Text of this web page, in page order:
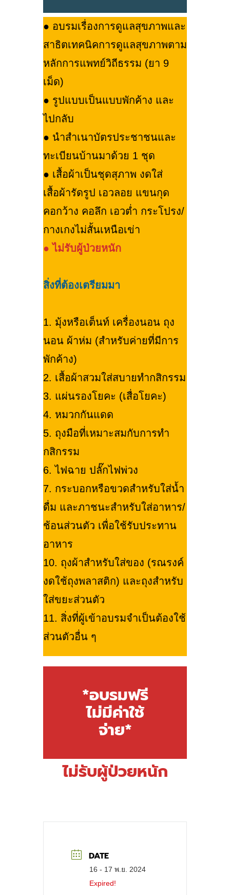
● อบรมเรื่องการดูแลสุขภาพและ
สาธิตเทคนิคการดูแลสุขภาพตาม
หลักการแพทย์วิถีธรรม (ยา 9
เม็ด)
● รูปแบบเป็นแบบพักค้าง และ
ไปกลับ
● นำสำเนาบัตรประชาชนและ
ทะเบียนบ้านมาด้วย 1 ชุด
● เสื้อผ้าเป็นชุดสุภาพ งดใส่
เสื้อผ้ารัดรูป เอวลอย แขนกุด
คอกว้าง คอลึก เอวต่ำ กระโปรง/
กางเกงไม่สั้นเหนือเข่า
● ไม่รับผู้ป่วยหนัก
สิ่งที่ต้องเตรียมมา
1. มุ้งหรือเต็นท์ เครื่องนอน ถุง
นอน ผ้าห่ม (สำหรับค่ายที่มีการ
พักค้าง)
2. เสื้อผ้าสวมใส่สบายทำกสิกรรม
3. แผ่นรองโยคะ (เสื่อโยคะ)
4. หมวกกันแดด
5. ถุงมือที่เหมาะสมกับการทำ
กสิกรรม
6. ไฟฉาย ปลั๊กไฟพ่วง
7. กระบอกหรือขวดสำหรับใส่น้ำ
ดื่ม และภาชนะสำหรับใส่อาหาร/
ช้อนส่วนตัว เพื่อใช้รับประทาน
อาหาร
10. ถุงผ้าสำหรับใส่ของ (รณรงค์
งดใช้ถุงพลาสติก) และถุงสำหรับ
ใส่ขยะส่วนตัว
11. สิ่งที่ผู้เข้าอบรมจำเป็นต้องใช้
ส่วนตัวอื่น ๆ
*อบรมฟรี
ไม่มีค่าใช้
จ่าย*
ไม่รับผู้ป่วยหนัก
DATE
16 - 17 พ.ย. 2024
Expired!